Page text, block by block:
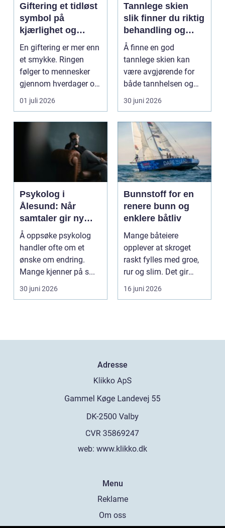
Giftering et tidløst
symbol på
kjærlighet og
håndverk
En giftering er mer enn
et smykke. Ringen
følger to mennesker
gjennom hverdager og
milepæler, og får...
01 juli 2026
Tannlege skien
slik finner du riktig
behandling og
trygg tannlege
Å finne en god
tannlege skien kan
være avgjørende for
både tannhelsen og
hverdagsmestringen.
Mange u...
30 juni 2026
Psykolog i
Ålesund: Når
samtaler gir ny
retning i
hverdagen
Å oppsøke psykolog
handler ofte om et
ønske om endring.
Mange kjenner på s...
30 juni 2026
Bunnstoff for en
renere bunn og
enklere båtliv
Mange båteiere
opplever at skroget
raskt fylles med groe,
rur og slim. Det gir
tregere båt, høyere d...
16 juni 2026
Adresse
web: www.klikko.dk
Menu
Reklame
Om oss